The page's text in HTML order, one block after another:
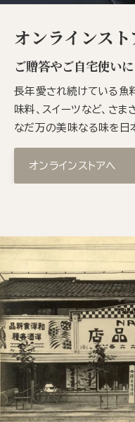
オンラインスト
ご贈答やご自宅使いに
長年愛され続けている魚
味料、スイーツなど、さ
なだ万の美味なる味を日
オンラインストアへ